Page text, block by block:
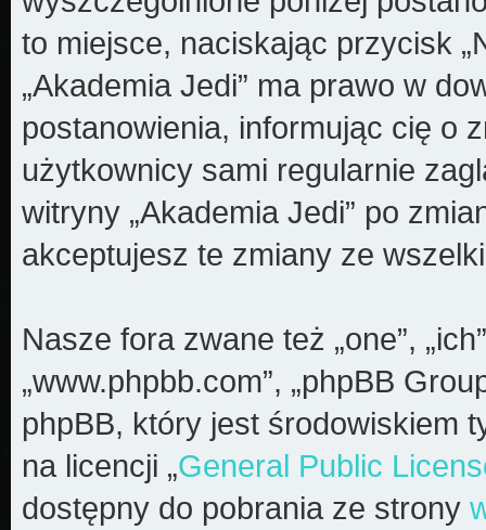
to miejsce, naciskając przycisk
„Akademia Jedi” ma prawo w
postanowienia, informując cię o
użytkownicy sami regularnie
witryny „Akademia Jedi” po
akceptujesz te zmiany ze
Nasze fora zwane też „one”,
„www.phpbb.com”, „phpBB
phpBB, który jest środowiskiem
na licencji „General Public
dostępny do pobrania ze strony